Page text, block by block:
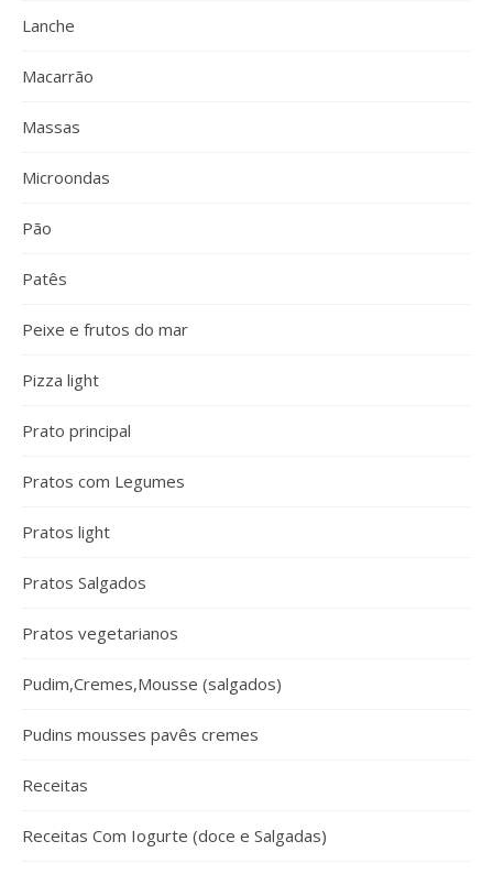
Lanche
Macarrão
Massas
Microondas
Pão
Patês
Peixe e frutos do mar
Pizza light
Prato principal
Pratos com Legumes
Pratos light
Pratos Salgados
Pratos vegetarianos
Pudim,Cremes,Mousse (salgados)
Pudins mousses pavês cremes
Receitas
Receitas Com Iogurte (doce e Salgadas)